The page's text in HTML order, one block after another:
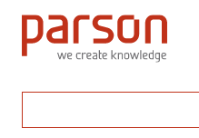
Direkt
zum
Inhalt